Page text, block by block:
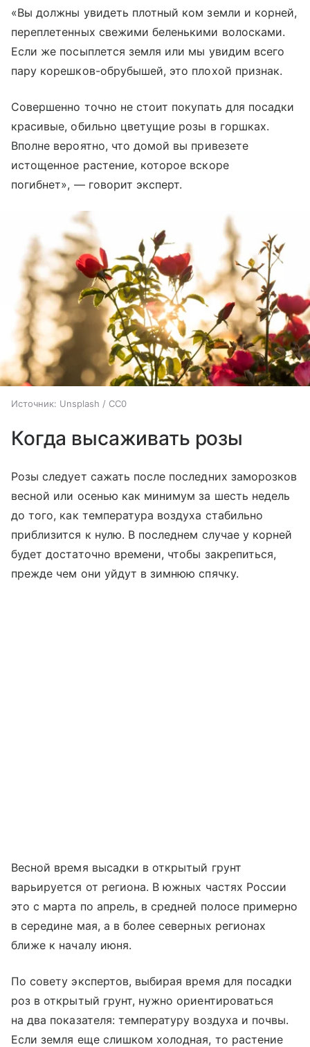
«Вы должны увидеть плотный ком земли и корней,
переплетенных свежими беленькими волосками.
Если же посыплется земля или мы увидим всего
пару корешков-обрубышей, это плохой признак.
Совершенно точно не стоит покупать для посадки
красивые, обильно цветущие розы в горшках.
Вполне вероятно, что домой вы привезете
истощенное растение, которое вскоре
погибнет», — говорит эксперт.
Источник: Unsplash / CC0
Когда высаживать розы
Розы следует сажать после последних заморозков
весной или осенью как минимум за шесть недель
до того, как температура воздуха стабильно
приблизится к нулю. В последнем случае у корней
будет достаточно времени, чтобы закрепиться,
прежде чем они уйдут в зимнюю спячку.
Весной время высадки в открытый грунт
варьируется от региона. В южных частях России
это с марта по апрель, в средней полосе примерно
в середине мая, а в более северных регионах
ближе к началу июня.
По совету экспертов, выбирая время для посадки
роз в открытый грунт, нужно ориентироваться
на два показателя: температуру воздуха и почвы.
Если земля еще слишком холодная, то растение